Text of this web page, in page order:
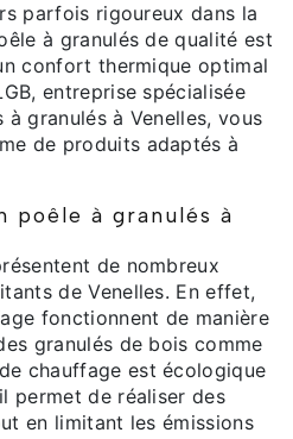
parfois rigoureux dans la
à granulés de qualité est
confort thermique optimal
entreprise spécialisée
granulés à Venelles, vous
de produits adaptés à
poêle à granulés à
de nombreux
de Venelles. En effet,
fonctionnent de manière
granulés de bois comme
chauffage est écologique
permet de réaliser des
en limitant les émissions